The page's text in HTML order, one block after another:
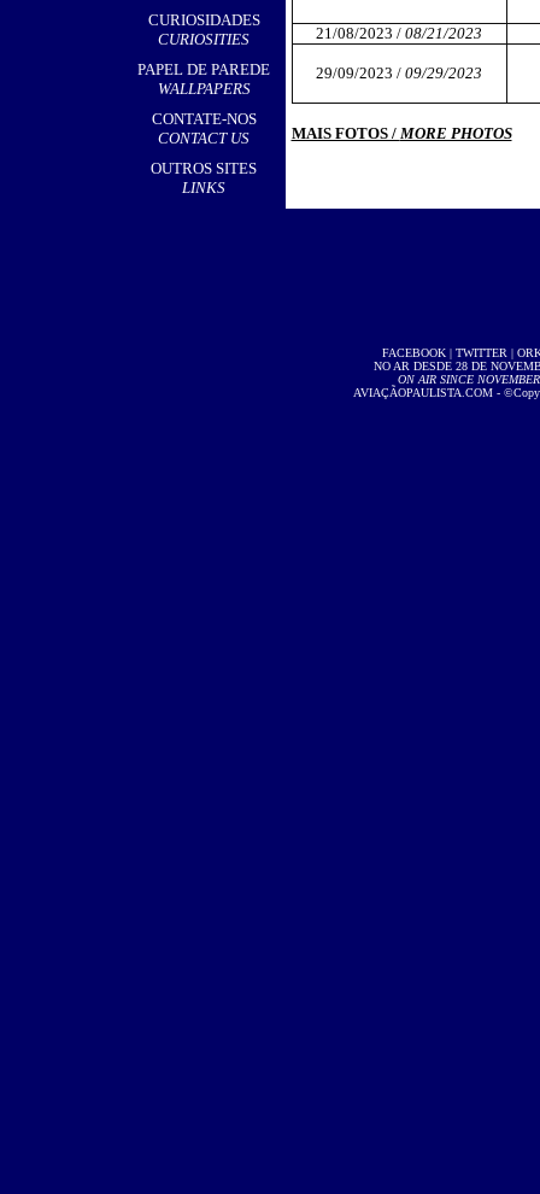
CURIOSIDADES
CURIOSITIES
PAPEL DE PAREDE
WALLPAPERS
CONTATE-NOS
CONTACT US
OUTROS SITES
LINKS
21/08/2023 / 08/21/2023
29/09/2023 / 09/29/2023
MAIS FOTOS / MORE PHOTOS
FACEBOOK| TWITTER |
NO AR DESDE 28 DE
ON AIR SINCE
AVIAÇÃOPAULISTA.COM -